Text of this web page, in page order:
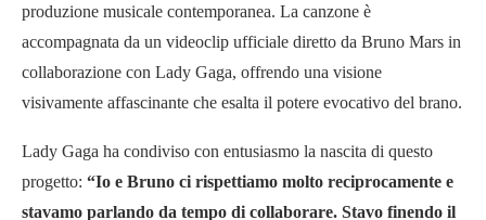
produzione musicale contemporanea. La canzone è
accompagnata da un videoclip ufficiale diretto da Bruno Mars in
collaborazione con Lady Gaga, offrendo una visione
visivamente affascinante che esalta il potere evocativo del brano.
Lady Gaga ha condiviso con entusiasmo la nascita di questo
progetto: “Io e Bruno ci rispettiamo molto reciprocamente e
stavamo parlando da tempo di collaborare. Stavo finendo il